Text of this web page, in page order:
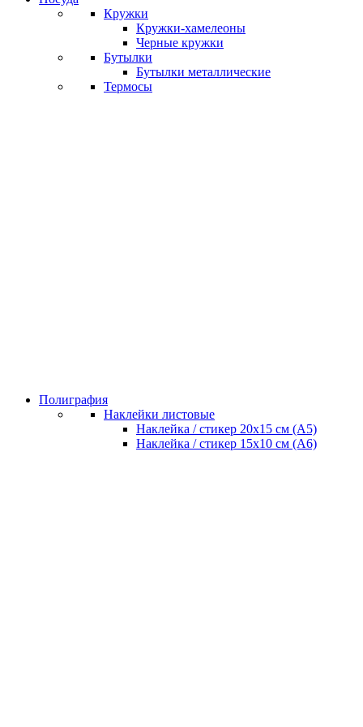
Кружки
Кружки-хамелеоны
Черные кружки
Бутылки
Бутылки металлические
Термосы
Полиграфия
Наклейки листовые
Наклейка / стикер 20х15 см (А5)
Наклейка / стикер 15х10 см (А6)